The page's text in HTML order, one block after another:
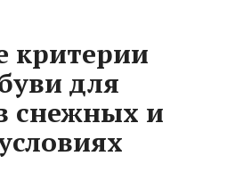
критерии
для
снежных и